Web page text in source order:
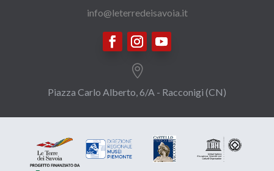
info@leterredeisavoia.it

Piazza Carlo Alberto, 6/A - Racconigi (CN)